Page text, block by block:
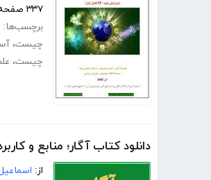
۳۳۷ صفحه
برچسب‌ها:
چیست،
چیست،
دانلود کتاب آگار؛ منابع و
از: